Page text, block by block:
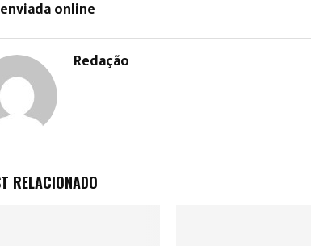
online
Redação
RELACIONADO